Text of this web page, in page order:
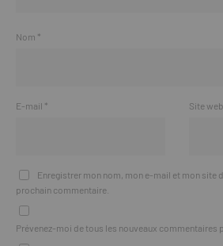
Nom *
E-mail * Site web
Enregistrer mon nom, mon e-mail et mon site
prochain commentaire.
Prévenez-moi de tous les nouveaux commentaires